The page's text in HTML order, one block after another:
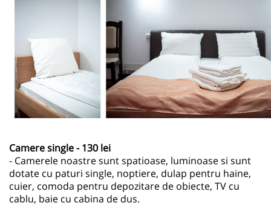
Camere single - 130 lei
- Camerele noastre sunt spatioase, luminoase si sunt
dotate cu paturi single, noptiere, dulap pentru haine,
cuier, comoda pentru depozitare de obiecte, TV cu
cablu, baie cu cabina de dus.